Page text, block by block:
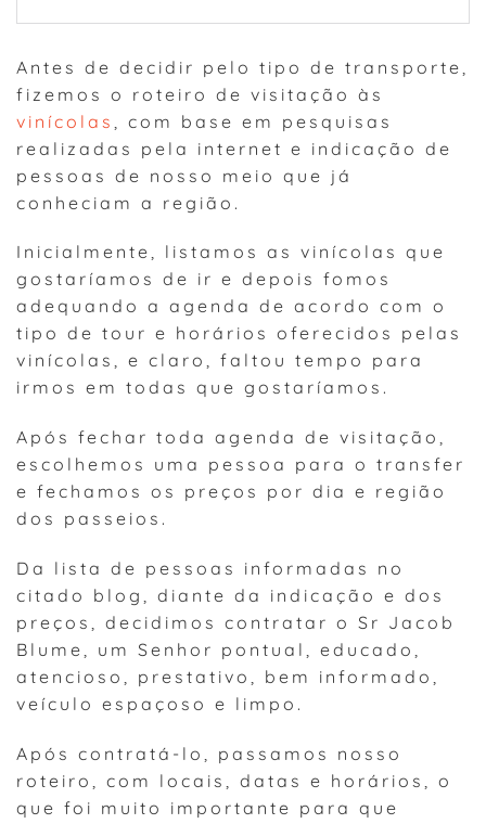
Antes de decidir pelo tipo de transporte,
fizemos o roteiro de visitação às
vinícolas
, com base em pesquisas
realizadas pela internet e indicação de
pessoas de nosso meio que já
conheciam a região.
Inicialmente, listamos as vinícolas que
gostaríamos de ir e depois fomos
adequando a agenda de acordo com o
tipo de tour e horários oferecidos pelas
vinícolas, e claro, faltou tempo para
irmos em todas que gostaríamos.
Após fechar toda agenda de visitação,
escolhemos uma pessoa para o transfer
e fechamos os preços por dia e região
dos passeios.
Da lista de pessoas informadas no
citado blog, diante da indicação e dos
preços, decidimos contratar o Sr Jacob
Blume, um Senhor pontual, educado,
atencioso, prestativo, bem informado,
veículo espaçoso e limpo.
Após contratá-lo, passamos nosso
roteiro, com locais, datas e horários, o
que foi muito importante para que